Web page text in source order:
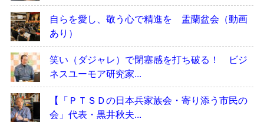
自らを愛し、敬う心で精進を 盂蘭盆会（動画
あり）
笑い（ダジャレ）で閉塞感を打ち破る！ ビジ
ネスユーモア研究家...
【「ＰＴＳＤの日本兵家族会・寄り添う市民の
会」代表・黒井秋夫...